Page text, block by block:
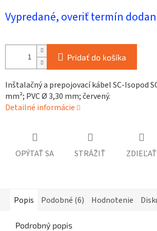
cena:
Vypredané, overiť termín
Pridať do košíka
Inštalačný a prepojovací kábel SC-Isopod
mm²; PVC Ø 3,30 mm; červený.
Detailné informácie
OPÝTAŤ SA STRÁŽIŤ ZDIEĽAŤ
Popis Podobné (6) Hodnotenie
Podrobný popis